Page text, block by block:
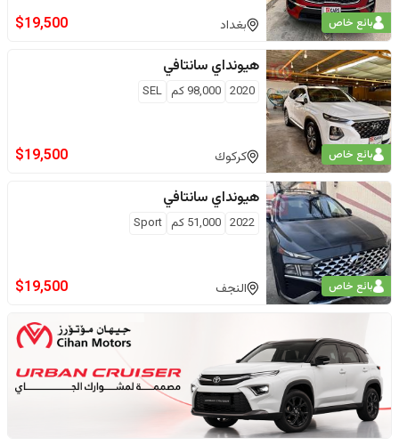
بائع خاص بغداد $19,500
بائع خاص
هيونداي سانتافي
2020
98,000 كم SEL
كركوك $19,500
بائع خاص
هيونداي سانتافي
2022
51,000 كم Sport
النجف $19,500